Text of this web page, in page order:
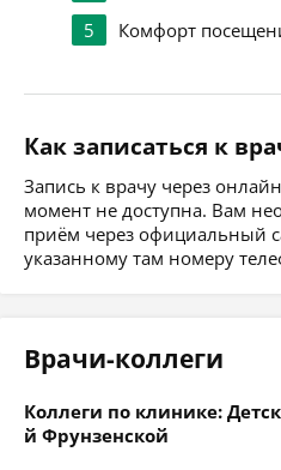
5
Комфорт
Как записаться к
Запись к врачу через
момент не доступна. Вам
приём через официальный
указанному там номеру
Врачи-коллеги
Коллеги по клинике:
й Фрунзенской